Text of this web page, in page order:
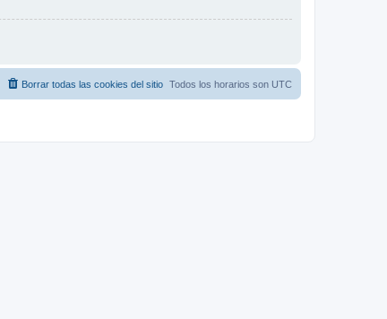
Todos los horarios son UTC
Borrar todas las cookies del sitio